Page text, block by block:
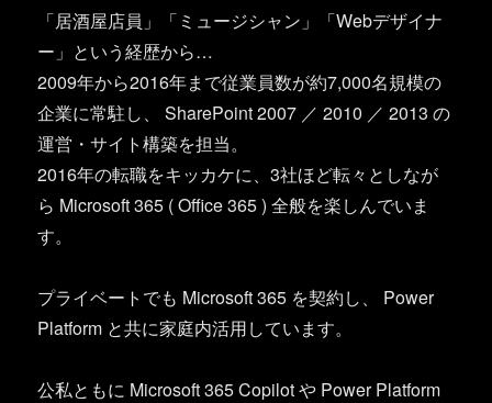
「居酒屋店員」「ミュージシャン」「Webデザイナ
ー」という経歴から…
2009年から2016年まで従業員数が約7,000名規模の
企業に常駐し、 SharePoint 2007 ／ 2010 ／ 2013 の
運営・サイト構築を担当。
2016年の転職をキッカケに、3社ほど転々としなが
ら Microsoft 365 ( Office 365 ) 全般を楽しんでいま
す。
プライベートでも Microsoft 365 を契約し、 Power
Platform と共に家庭内活用しています。
公私ともに Microsoft 365 Copilot や Power Platform